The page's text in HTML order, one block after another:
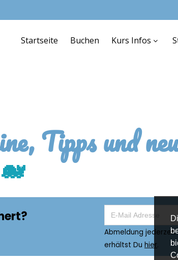
Startseite Buchen Kurs Infos
Tipps und
Abmeldung
erhältst Du hier.